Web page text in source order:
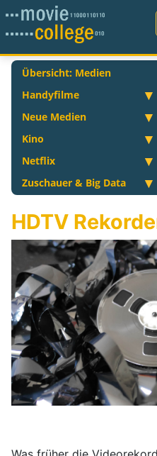
Übersicht: Medien
Handyfilme
Neue Medien
Kino
Netflix
Zuschauer & Big Data
HDTV